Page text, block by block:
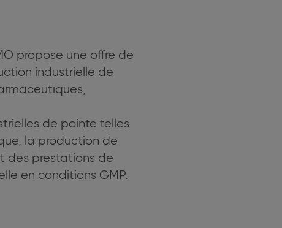
propose une offre de
industrielle de
de pointe telles
la production de
des prestations de
en conditions GMP.